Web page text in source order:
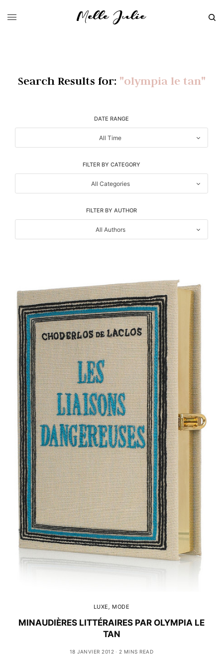
Search Results for: "olympia le tan"
DATE RANGE
All Time
FILTER BY CATEGORY
All Categories
FILTER BY AUTHOR
All Authors
LUXE, MODE
MINAUDIÈRES LITTÉRAIRES PAR OLYMPIA LE
TAN
18 JANVIER 2012 2 MINS READ